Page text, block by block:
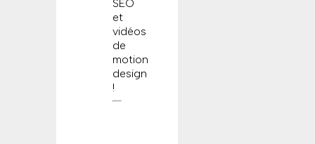
SEO
et
vidéos
de
motion
design
!